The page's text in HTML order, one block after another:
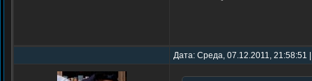
Дата: Среда, 07.12.2011,